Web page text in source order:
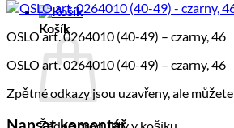
Košík
OSLO art. 0264010 (40-49) – czarny, 46
OSLO art. 0264010 (40-49) – czarny, 46
Zpětné odkazy jsou uzavřeny, ale můžete